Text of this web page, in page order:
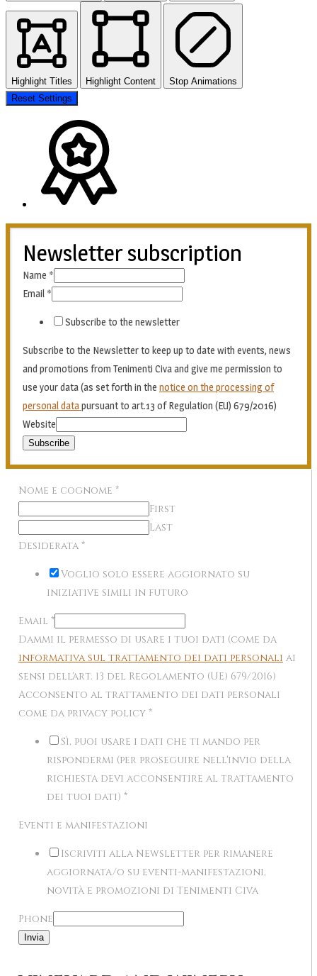
Highlight Titles Highlight Content
Stop Animations
Reset Settings
Newsletter subscription
Name *
Email *
Subscribe to the newsletter
Subscribe to the Newsletter to keep up to date with events, news
and promotions from Tenimenti Civa and give me permission to
use your data (as set forth in the notice on the processing of
personal datapursuant to art.13 of Regulation (EU) 679/2016)
Website
Subscribe
Nome e cognome *
First
Last
Desiderata *
Voglio solo essere aggiornato su
iniziative simili in futuro
Email *
Dammi il permesso di usare i tuoi dati (come da
informativa sul trattamento dei dati personali ai
sensi dell'art. 13 del Regolamento (UE) 679/2016)
Acconsento al trattamento dei dati personali
come da privacy policy *
Sì, puoi usare i dati che ti mando per
rispondermi (per proseguire nell'invio della
richiesta devi acconsentire al trattamento
dei tuoi dati) *
Eventi e manifestazioni
Iscriviti alla Newsletter per rimanere
aggiornata/o su eventi-manifestazioni,
novità e promozioni di Tenimenti Civa
Phone
Invia